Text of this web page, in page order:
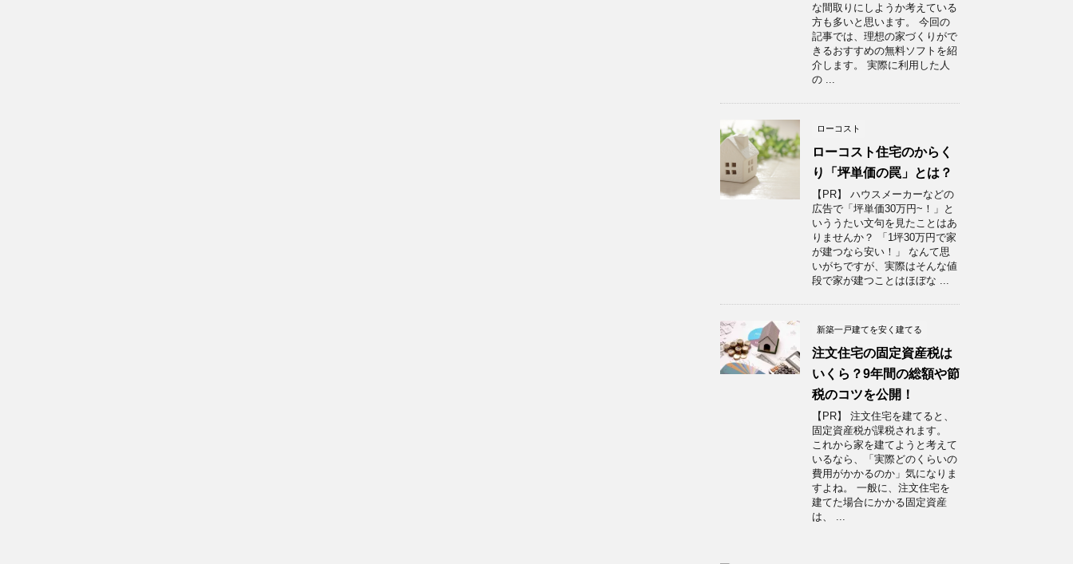
な間取りにしようか考えている
方も多いと思います。 今回の
記事では、理想の家づくりがで
きるおすすめの無料ソフトを紹
介します。 実際に利用した人
の ...
ローコスト
ローコスト住宅のからく
り「坪単価の罠」とは？
【PR】 ハウスメーカーなどの
広告で「坪単価30万円~！」と
いううたい文句を見たことはあ
りませんか？ 「1坪30万円で家
が建つなら安い！」 なんて思
いがちですが、実際はそんな値
段で家が建つことはほぼな ...
新築一戸建てを安く建てる
注文住宅の固定資産税は
いくら？9年間の総額や節
税のコツを公開！
【PR】 注文住宅を建てると、
固定資産税が課税されます。
これから家を建てようと考えて
いるなら、「実際どのくらいの
費用がかかるのか」気になりま
すよね。 一般に、注文住宅を
建てた場合にかかる固定資産
は、 ...